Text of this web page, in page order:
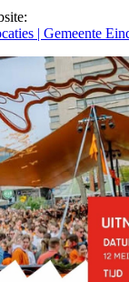
| Gemeente